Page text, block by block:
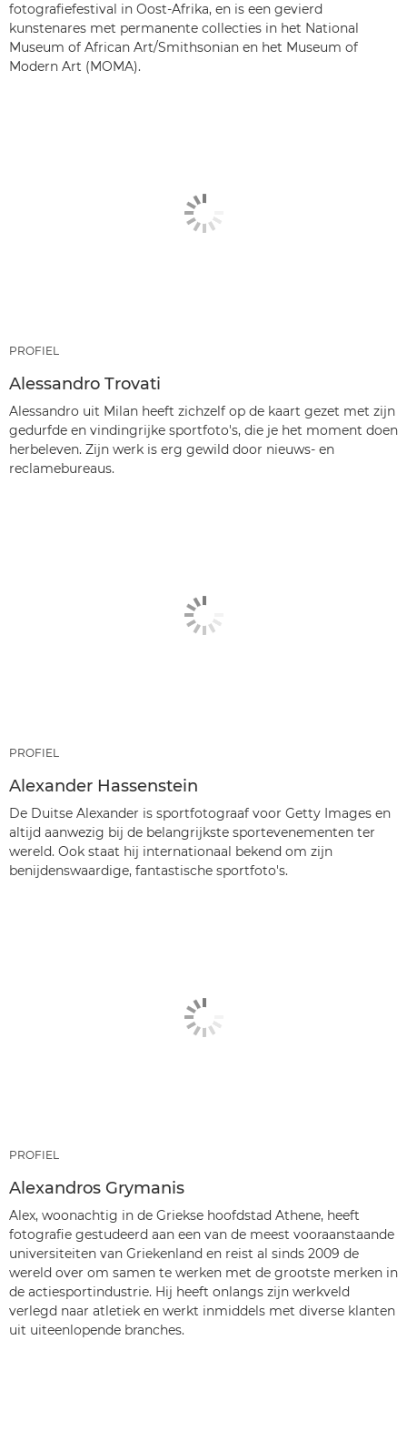
fotografiefestival in Oost-Afrika, en is een gevierd
kunstenares met permanente collecties in het National
Museum of African Art/Smithsonian en het Museum of
Modern Art (MOMA).
PROFIEL
Alessandro Trovati
Alessandro uit Milan heeft zichzelf op de kaart gezet met zijn
gedurfde en vindingrijke sportfoto's, die je het moment doen
herbeleven. Zijn werk is erg gewild door nieuws- en
reclamebureaus.
PROFIEL
Alexander Hassenstein
De Duitse Alexander is sportfotograaf voor Getty Images en
altijd aanwezig bij de belangrijkste sportevenementen ter
wereld. Ook staat hij internationaal bekend om zijn
benijdenswaardige, fantastische sportfoto's.
PROFIEL
Alexandros Grymanis
Alex, woonachtig in de Griekse hoofdstad Athene, heeft
fotografie gestudeerd aan een van de meest vooraanstaande
universiteiten van Griekenland en reist al sinds 2009 de
wereld over om samen te werken met de grootste merken in
de actiesportindustrie. Hij heeft onlangs zijn werkveld
verlegd naar atletiek en werkt inmiddels met diverse klanten
uit uiteenlopende branches.